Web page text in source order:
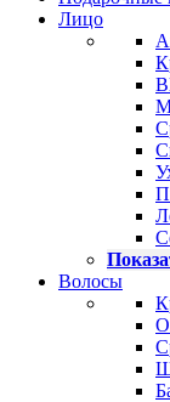
Лицо
Волосы